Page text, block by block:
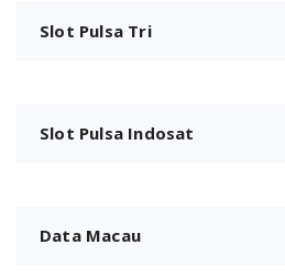
Slot Pulsa Tri
Slot Pulsa Indosat
Data Macau